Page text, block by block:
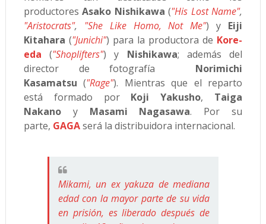
productoresAsako Nishikawa ("His Lost Name",
"Aristocrats", "She Like Homo, Not Me") y Eiji
Kitahara ("Junichi") para la productora de Kore-
eda ("Shoplifters") y Nishikawa; además del
director de fotografía Norimichi
Kasamatsu ("Rage"). Mientras que el reparto
está formado por Koji Yakusho, Taiga
Nakanoy Masami Nagasawa. Por su
parte, GAGAserá la distribuidora internacional.
Mikami, un ex yakuza de mediana
edad con la mayor parte de su vida
en prisión, es liberado después de